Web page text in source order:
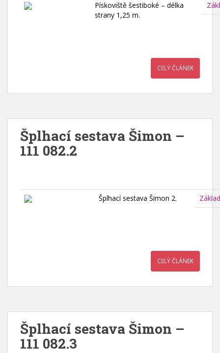
Pískoviště šestiboké – délka
strany 1,25 m.
CELÝ ČLÁNEK
Šplhací sestava Šimon –
111 082.2
Šplhací sestava Šimon 2.
CELÝ ČLÁNEK
Šplhací sestava Šimon –
111 082.3